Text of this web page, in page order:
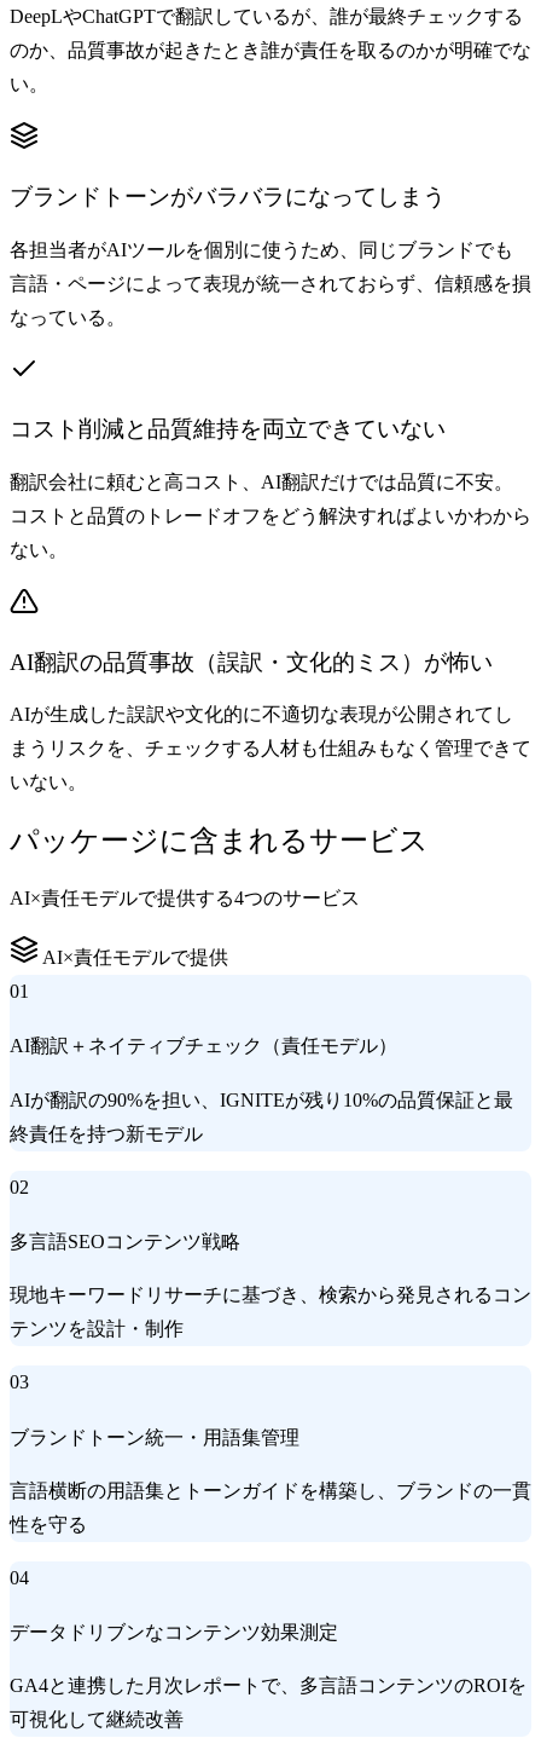
DeepLやChatGPTで翻訳しているが、誰が最終チェックする
のか、品質事故が起きたとき誰が責任を取るのかが明確でな
い。
ブランドトーンがバラバラになってしまう
各担当者がAIツールを個別に使うため、同じブランドでも
言語・ページによって表現が統一されておらず、信頼感を損
なっている。
コスト削減と品質維持を両立できていない
翻訳会社に頼むと高コスト、AI翻訳だけでは品質に不安。
コストと品質のトレードオフをどう解決すればよいかわから
ない。
AI翻訳の品質事故（誤訳・文化的ミス）が怖い
AIが生成した誤訳や文化的に不適切な表現が公開されてし
まうリスクを、チェックする人材も仕組みもなく管理できて
いない。
パッケージに含まれるサービス
AI×責任モデルで提供する4つのサービス
AI×責任モデルで提供
01
AI翻訳＋ネイティブチェック（責任モデル）
AIが翻訳の90%を担い、IGNITEが残り10%の品質保証と最
終責任を持つ新モデル
02
多言語SEOコンテンツ戦略
現地キーワードリサーチに基づき、検索から発見されるコン
テンツを設計・制作
03
ブランドトーン統一・用語集管理
言語横断の用語集とトーンガイドを構築し、ブランドの一貫
性を守る
04
データドリブンなコンテンツ効果測定
GA4と連携した月次レポートで、多言語コンテンツのROIを
可視化して継続改善